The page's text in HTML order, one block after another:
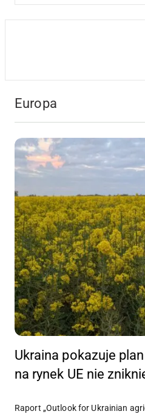
Europa
Ukraina pokazuje
na rynek UE nie
Raport „Outlook for Ukrainian